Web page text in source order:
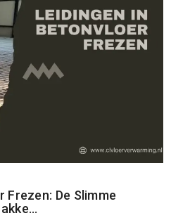
Frezen: De Slimme